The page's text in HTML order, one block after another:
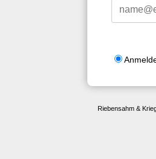
Riebensahm &